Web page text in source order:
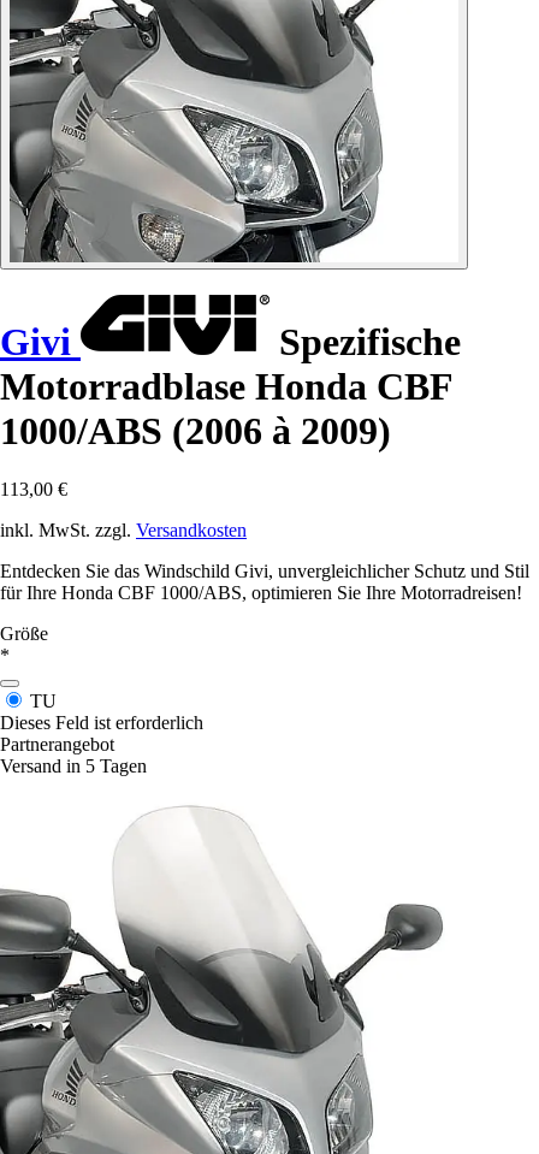
Givi
Spezifische
Motorradblase Honda CBF
1000/ABS (2006 à 2009)
113,00 €
inkl. MwSt. zzgl. Versandkosten
Entdecken Sie das Windschild Givi, unvergleichlicher Schutz und Stil
für Ihre Honda CBF 1000/ABS, optimieren Sie Ihre Motorradreisen!
Größe
*
TU
Dieses Feld ist erforderlich
Partnerangebot
Versand in 5 Tagen